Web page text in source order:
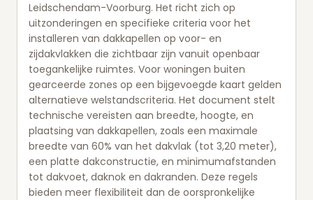
Leidschendam-Voorburg. Het richt zich op
uitzonderingen en specifieke criteria voor het
installeren van dakkapellen op voor- en
zijdakvlakken die zichtbaar zijn vanuit openbaar
toegankelijke ruimtes. Voor woningen buiten
gearceerde zones op een bijgevoegde kaart gelden
alternatieve welstandscriteria. Het document stelt
technische vereisten aan breedte, hoogte, en
plaatsing van dakkapellen, zoals een maximale
breedte van 60% van het dakvlak (tot 3,20 meter),
een platte dakconstructie, en minimumafstanden
tot dakvoet, daknok en dakranden. Deze regels
bieden meer flexibiliteit dan de oorspronkelijke